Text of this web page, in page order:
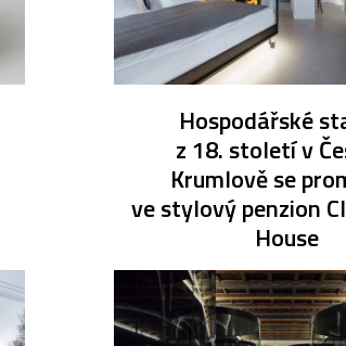
Hospodářské
z 18. století v
Krumlově se
ve stylový penzion
House